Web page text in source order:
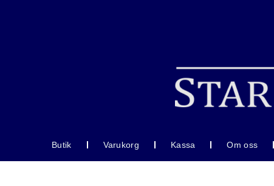
Butik Varukorg Kassa Om oss